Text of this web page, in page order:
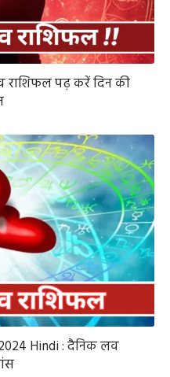
पढ़ करें दिन की
Hindi : दैनिक लव